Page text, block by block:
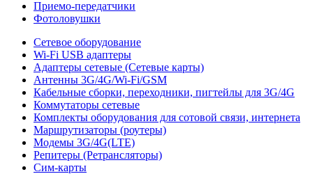
Приемо-передатчики
Фотоловушки
Сетевое оборудование
Wi-Fi USB адаптеры
Адаптеры сетевые (Сетевые карты)
Антенны 3G/4G/Wi-Fi/GSM
Кабельные сборки, переходники, пигтейлы для 3G/4G
Коммутаторы сетевые
Комплекты оборудования для сотовой связи, интернета
Маршрутизаторы (роутеры)
Модемы 3G/4G(LTE)
Репитеры (Ретрансляторы)
Сим-карты